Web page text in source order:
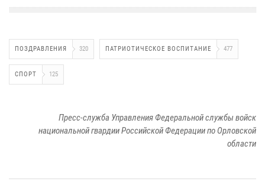
ПОЗДРАВЛЕНИЯ 320 ПАТРИОТИЧЕСКОЕ ВОСПИТАНИЕ 477
СПОРТ 125
Пресс-служба Управления Федеральной службы войск
национальной гвардии Российской Федерации по Орловской
области